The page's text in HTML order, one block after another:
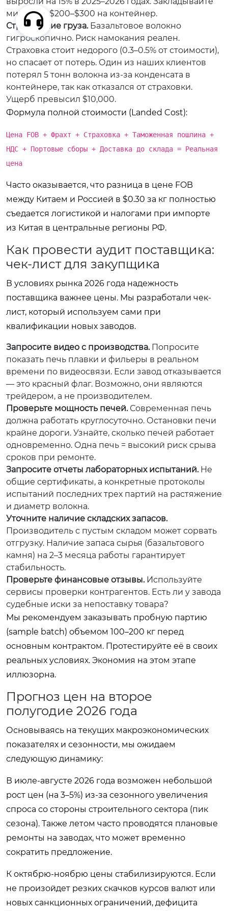
минимум $200–$300 на контейнер.
Страхование груза.Базальтовое волокно
гигроскопично. Риск намокания реален.
Страховка стоит недорого (0.3–0.5% от стоимости),
но спасает от потерь. Один из наших клиентов
потерял 5 тонн волокна из-за конденсата в
контейнере, так как отказался от страховки.
Ущерб превысил $10,000.
Формула полной стоимости (Landed Cost):
Цена FOB + Фрахт + Страховка + Таможенная пошлина +
НДС + Портовые сборы + Доставка до склада = Реальная
цена
Часто оказывается, что разница в цене FOB
между Китаем и Россией в $0.30 за кг полностью
съедается логистикой и налогами при импорте
из Китая в центральные регионы РФ.
Как провести аудит поставщика:
чек-лист для закупщика
В условиях рынка 2026 года надежность
поставщика важнее цены. Мы разработали чек-
лист, который используем сами при
квалификации новых заводов.
Запросите видео с производства.Попросите
показать печь плавки и фильеры в реальном
времени по видеосвязи. Если завод отказывается
— это красный флаг. Возможно, они являются
трейдером, а не производителем.
Проверьте мощность печей.Современная печь
должна работать круглосуточно. Остановки печи
крайне дороги. Узнайте, сколько печей работает
одновременно. Одна печь = высокий риск срыва
сроков при ремонте.
Запросите отчеты лабораторных испытаний.Не
общие сертификаты, а конкретные протоколы
испытаний последних трех партий на растяжение
и диаметр волокна.
Уточните наличие складских запасов.
Производитель с пустым складом может сорвать
отгрузку. Наличие запаса сырья (базальтового
камня) на 2–3 месяца работы гарантирует
стабильность.
Проверьте финансовые отзывы.Используйте
сервисы проверки контрагентов. Есть ли у завода
судебные иски за непоставку товара?
Мы рекомендуем заказывать пробную партию
(sample batch) объемом 100–200 кг перед
основным контрактом. Протестируйте её в своих
реальных условиях. Экономия на этом этапе
иллюзорна.
Прогноз цен на второе
полугодие 2026 года
Основываясь на текущих макроэкономических
показателях и сезонности, мы ожидаем
следующую динамику:
В июле-августе 2026 года возможен небольшой
рост цен (на 3–5%) из-за сезонного увеличения
спроса со стороны строительного сектора (пик
сезона). Также летом часто проводятся плановые
ремонты на заводах, что может временно
сократить предложение.
К октябрю-ноябрю цены стабилизируются. Если
не произойдет резких скачков курсов валют или
новых санкционных ограничений, дефицита